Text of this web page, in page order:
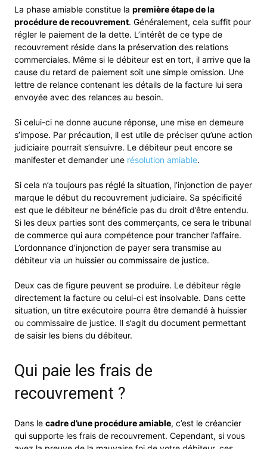
La phase amiable constitue la première étape de la
procédure de recouvrement. Généralement, cela suffit pour
régler le paiement de la dette. L’intérêt de ce type de
recouvrement réside dans la préservation des relations
commerciales. Même si le débiteur est en tort, il arrive que la
cause du retard de paiement soit une simple omission. Une
lettre de relance contenant les détails de la facture lui sera
envoyée avec des relances au besoin.
Si celui-ci ne donne aucune réponse, une mise en demeure
s’impose. Par précaution, il est utile de préciser qu’une action
judiciaire pourrait s’ensuivre. Le débiteur peut encore se
manifester et demander une résolution amiable.
Si cela n’a toujours pas réglé la situation, l’injonction de payer
marque le début du recouvrement judiciaire. Sa spécificité
est que le débiteur ne bénéficie pas du droit d’être entendu.
Si les deux parties sont des commerçants, ce sera le tribunal
de commerce qui aura compétence pour trancher l’affaire.
L’ordonnance d’injonction de payer sera transmise au
débiteur via un huissier ou commissaire de justice.
Deux cas de figure peuvent se produire. Le débiteur règle
directement la facture ou celui-ci est insolvable. Dans cette
situation, un titre exécutoire pourra être demandé à huissier
ou commissaire de justice. Il s’agit du document permettant
de saisir les biens du débiteur.
Qui paie les frais de
recouvrement ?
Dans le cadre d’une procédure amiable, c’est le créancier
qui supporte les frais de recouvrement. Cependant, si vous